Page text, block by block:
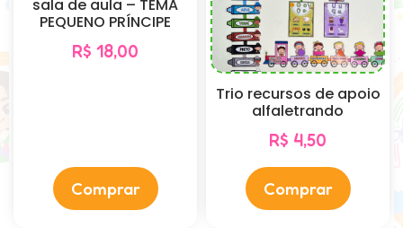
sala de aula – TEMA
PEQUENO PRÍNCIPE
R$ 18,00
Comprar
Trio recursos de apoio
alfaletrando
R$ 4,50
Comprar